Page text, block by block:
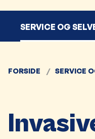
SERVICE OG
FORSIDE SERVICE